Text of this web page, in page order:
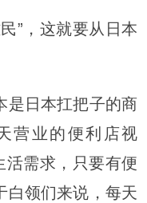
”，这就要从日本
是日本扛把子的商
营业的便利店视
活需求，只要有便
白领们来说，每天